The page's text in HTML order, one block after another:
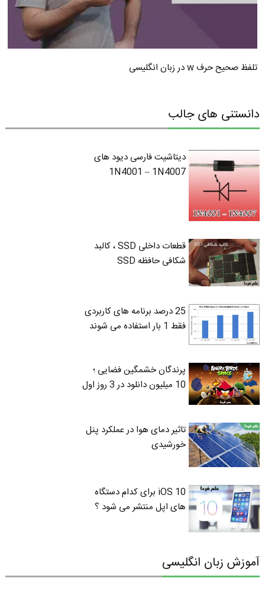
تلفظ صحیح حرف w در زبان انگلیسی
دانستنی های جالب
دیتاشیت فارسی دیود های
1N4001 – 1N4007
قطعات داخلی SSD ، کالبد
شکافی حافظه SSD
25 درصد برنامه های کاربردی
فقط 1 بار استفاده می شوند
پرندگان خشمگین فضایی ؛
10 میلیون دانلود در 3 روز اول
تاثیر دمای هوا در عملکرد پنل
خورشیدی
iOS 10 برای کدام دستگاه
های اپل منتشر می شود ؟
آموزش زبان انگلیسی